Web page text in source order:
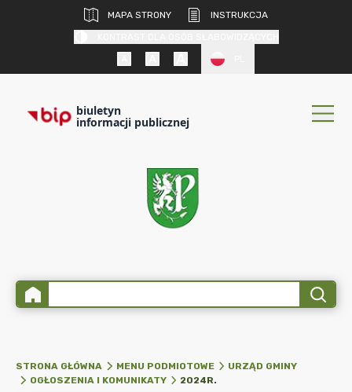
MAPA STRONY
INSTRUKCJA
biuletyn
informacji publicznej
STRONA GŁÓWNA MENU PODMIOTOWE
URZĄD GMINY
OGŁOSZENIA I KOMUNIKATY
2024R.